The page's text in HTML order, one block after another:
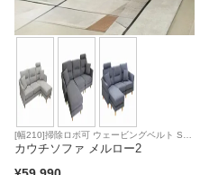
[幅210]掃除ロボ可 ウェービングベルト Sバ
ネ 直置き可能 ポケットコイル
カウチソファ メルロー2